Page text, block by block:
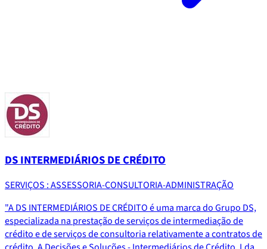
DS INTERMEDIÁRIOS DE CRÉDITO
SERVIÇOS : ASSESSORIA-CONSULTORIA-ADMINISTRAÇÃO
"A DS INTERMEDIÁRIOS DE CRÉDITO é uma marca do Grupo DS,
especializada na prestação de serviços de intermediação de
crédito e de serviços de consultoria relativamente a contratos de